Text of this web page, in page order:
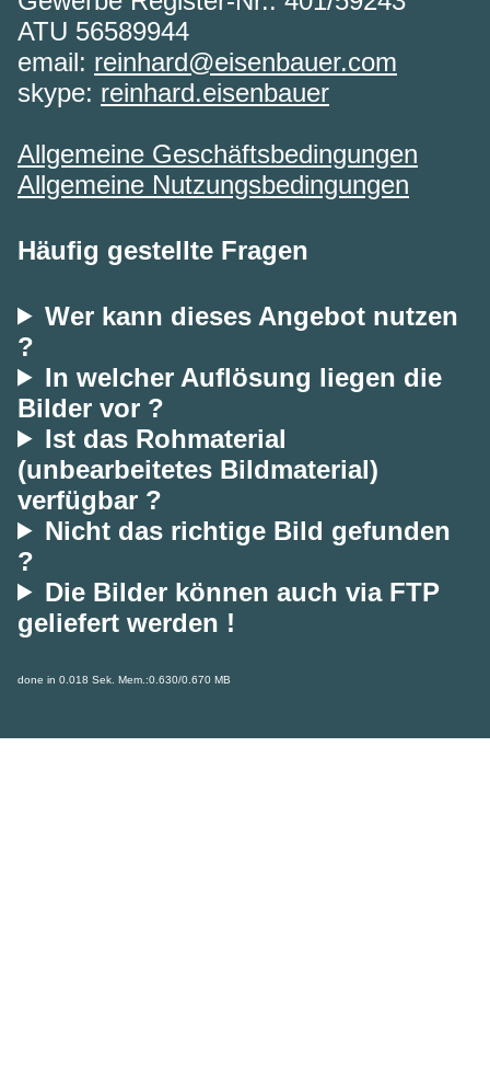
ATU 56589944
email: reinhard@eisenbauer.com
skype: reinhard.eisenbauer
Allgemeine Geschäftsbedingungen
Allgemeine Nutzungsbedingungen
Häufig gestellte Fragen
Wer kann dieses Angebot nutzen
?
In welcher Auflösung liegen die
Bilder vor ?
Ist das Rohmaterial
(unbearbeitetes Bildmaterial)
verfügbar ?
Nicht das richtige Bild gefunden
?
Die Bilder können auch via FTP
geliefert werden !
done in 0.018 Sek. Mem.:0.630/0.670 MB